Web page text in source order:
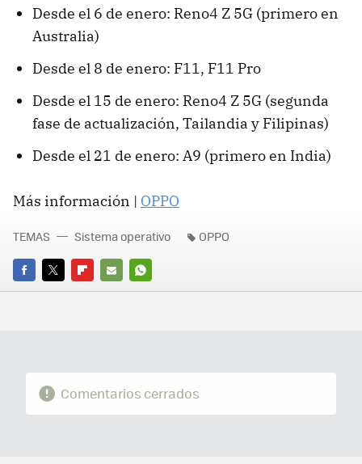
Desde el 6 de enero: Reno4 Z 5G (primero en
Australia)
Desde el 8 de enero: F11, F11 Pro
Desde el 15 de enero: Reno4 Z 5G (segunda
fase de actualización, Tailandia y Filipinas)
Desde el 21 de enero: A9 (primero en India)
Más información | OPPO
FACEBOOK
TWITTERFLIPBOARD
E-
WHATSAPP
TEMAS Sistema operativo OPPO
Comentarios cerrados